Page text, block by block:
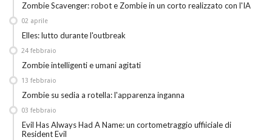
Zombie Scavenger: robot e Zombie in un corto realizzato con l'IA
Elles: lutto durante l'outbreak
02 aprile
Zombie intelligenti e umani agitati
24 febbraio
Zombie su sedia a rotella: l'apparenza inganna
13 febbraio
Evil Has Always Had A Name: un cortometraggio uffiiciale di
Resident Evil
03 febbraio